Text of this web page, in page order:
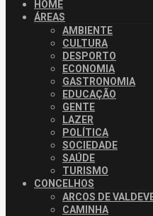
HOME
ÁREAS
AMBIENTE
CULTURA
DESPORTO
ECONOMIA
GASTRONOMIA
EDUCAÇÃO
GENTE
LAZER
POLÍTICA
SOCIEDADE
SAÚDE
TURISMO
CONCELHOS
ARCOS DE
CAMINHA